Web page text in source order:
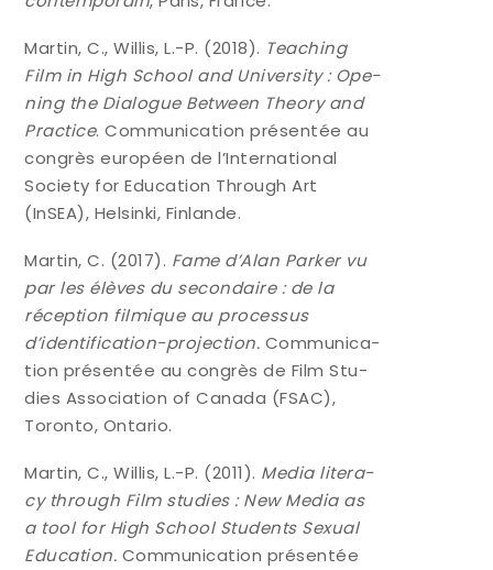
Mar­tin, C., Willis, L.-P. (2018). Tea­ching
Film in High School and Uni­ver­si­ty : Ope­
ning the Dia­logue Bet­ween Theo­ry and
Prac­tice. Com­mu­ni­ca­tion pré­sen­tée au
congrès euro­péen de l’International
Socie­ty for Edu­ca­tion Through Art
(InSEA), Hel­sin­ki, Finlande.
Mar­tin, C. (2017). Famed’Alan Par­ker vu
par les élèves du secon­daire : de la
récep­tion fil­mique au pro­ces­sus
d’identification-projection. Com­mu­ni­ca­
tion pré­sen­tée au congrès de Film Stu­
dies Asso­cia­tion of Cana­da (FSAC),
Toron­to, Ontario.
Mar­tin, C., Willis, L.-P. (2011). Media lite­ra­
cy through Film stu­dies : New Media as
a tool for High School Stu­dents Sexual
Edu­ca­tion. Com­mu­ni­ca­tion pré­sen­tée